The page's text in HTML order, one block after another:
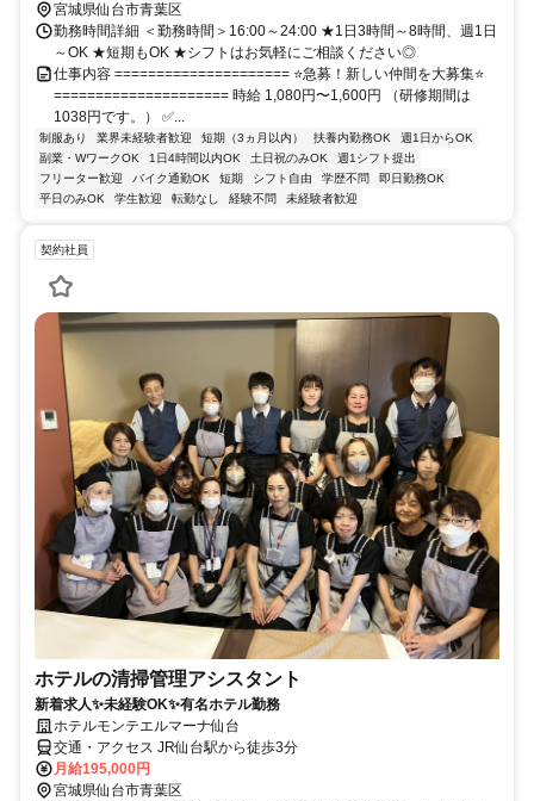
宮城県仙台市青葉区
勤務時間詳細 ＜勤務時間＞16:00～24:00 ★1日3時間～8時間、週1日
～OK ★短期もOK ★シフトはお気軽にご相談ください◎
仕事内容 ===================== ⭐急募！新しい仲間を大募集⭐
===================== 時給 1,080円〜1,600円 （研修期間は
1038円です。） ✅...
制服あり 業界未経験者歓迎 短期（3ヵ月以内） 扶養内勤務OK
週1日からOK
副業・WワークOK
1日4時間以内OK 土日祝のみOK
週1シフト提出
フリーター歓迎
バイク通勤OK 短期 シフト自由 学歴不問
即日勤務OK
平日のみOK
学生歓迎 転勤なし 経験不問 未経験者歓迎
契約社員
ホテルの清掃管理アシスタント
新着求人✨未経験OK✨有名ホテル勤務
ホテルモンテエルマーナ仙台
交通・アクセス JR仙台駅から徒歩3分
月給195,000円
宮城県仙台市青葉区